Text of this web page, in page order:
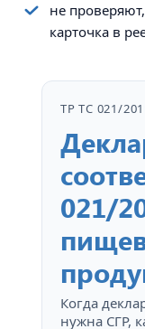
не
карточка в
ТР ТС 021/
021/
Когда
нужна СГР,